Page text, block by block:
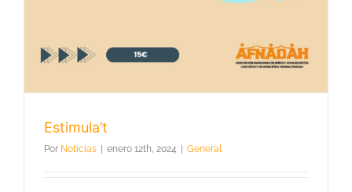
Estimula’t
Por Noticias | enero 12th, 2024 | General